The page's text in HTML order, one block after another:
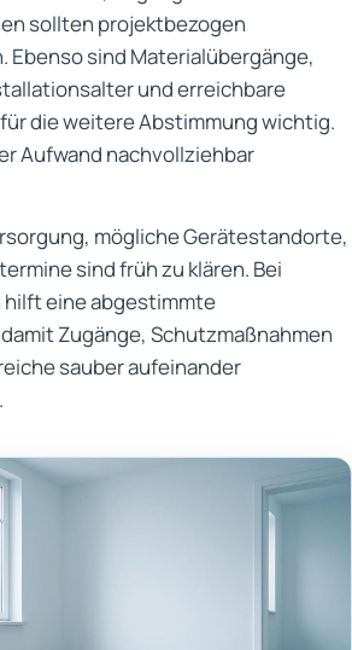
sollten projektbezogen
Ebenso sind Materialübergänge,
und erreichbare
die weitere Abstimmung wichtig.
Aufwand nachvollziehbar
mögliche Gerätestandorte,
sind früh zu klären. Bei
eine abgestimmte
Zugänge, Schutzmaßnahmen
sauber aufeinander